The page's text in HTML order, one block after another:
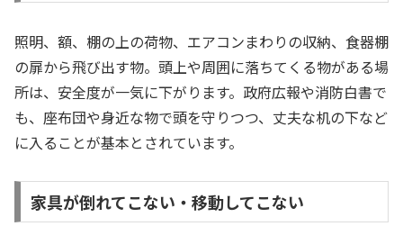
照明、額、棚の上の荷物、エアコンまわりの収納、食器棚
の扉から飛び出す物。頭上や周囲に落ちてくる物がある場
所は、安全度が一気に下がります。政府広報や消防白書で
も、座布団や身近な物で頭を守りつつ、丈夫な机の下など
に入ることが基本とされています。
家具が倒れてこない・移動してこない